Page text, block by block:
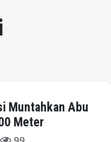
Muntahkan Abu
Meter